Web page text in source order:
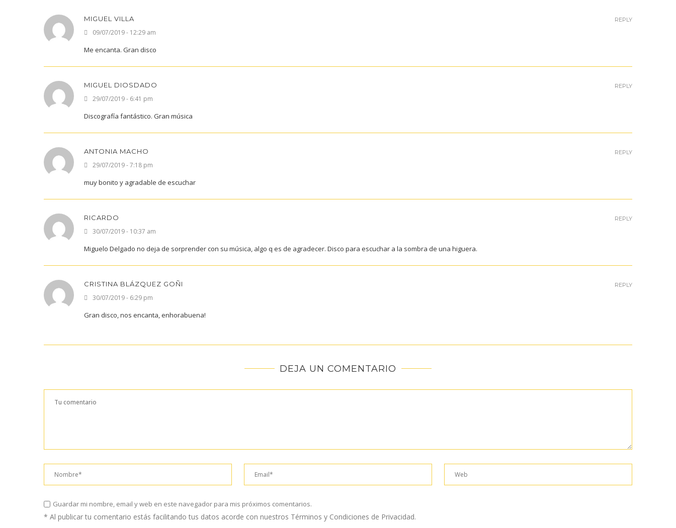
MIGUEL VILLA
09/07/2019 - 12:29 am
Me encanta. Gran disco
REPLY
MIGUEL DIOSDADO
29/07/2019 - 6:41 pm
Discografía fantástico. Gran música
REPLY
ANTONIA MACHO
29/07/2019 - 7:18 pm
muy bonito y agradable de escuchar
REPLY
RICARDO
30/07/2019 - 10:37 am
Miguelo Delgado no deja de sorprender con su música, algo q es de agradecer. Disco para escuchar a la sombra de una higuera.
REPLY
CRISTINA BLÁZQUEZ GOÑI
30/07/2019 - 6:29 pm
Gran disco, nos encanta, enhorabuena!
REPLY
DEJA UN COMENTARIO
Guardar mi nombre, email y web en este navegador para mis próximos comentarios.
* Al publicar tu comentario estás facilitando tus datos acorde con nuestros Términos y Condiciones de Privacidad.